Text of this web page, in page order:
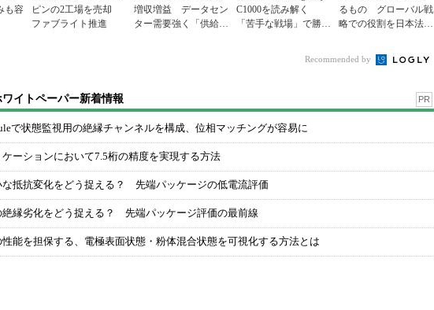
も容
ピンの2工場を売却
ファブライト推進
増収増益 データセン
ター需要強く「供給は
C1000を読み解く
「苦手な戦場」で勝
るもの グローバル戦
略での役割を日本法人
Recommended by
イトペーパー新着情報 PR
で状態監視用の絶縁チャンネルを構成、位相マッチングが容易に
ーションにおいて7.5桁の精度を実現する方法
な抵抗変化をどう捉える？ 先端パッケージの低電流評価
絶縁劣化をどう捉える？ 先端パッケージ評価の最前線
能を担保する、電極表面状態・粉体混合状態を可視化する方法とは